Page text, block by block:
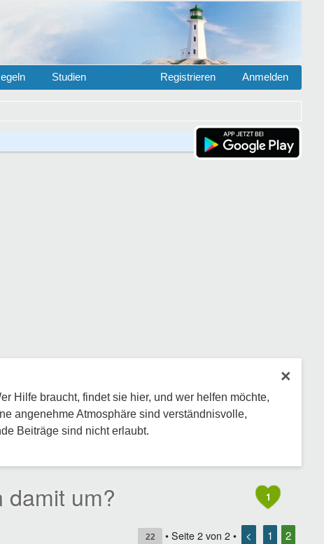
Studien Anmelden
Registrieren
×
Hilfe braucht, findet sie hier, und wer helfen möchte,
angenehme Atmosphäre sind verständnisvolle,
Beiträge sind nicht erlaubt.
1
damit um?
22 • Seite 2 von 2 • < 1 2